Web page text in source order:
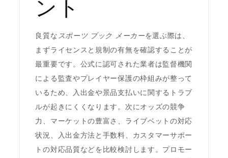
ント
良質なスポーツ ブック メーカーを選ぶ際は、
まずライセンスと規制の有無を確認することが
最重要です。公式に認可された業者は監督機関
による監査やプレイヤー保護の枠組みが整って
いるため、入出金や景品支払いに関するトラブ
ルが起きにくくなります。次にオッズの競争
力、マーケットの豊富さ、ライブベットの対応
状況、入出金方法と手数料、カスタマーサポー
トの対応品質などを比較検討します。プロモー